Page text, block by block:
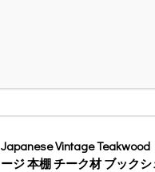
Japanese Vintage
ージ 本棚 チーク材 ブック